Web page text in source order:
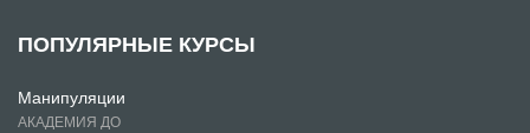
ПОПУЛЯРНЫЕ КУРСЫ
Манипуляции
АКАДЕМИЯ ДО